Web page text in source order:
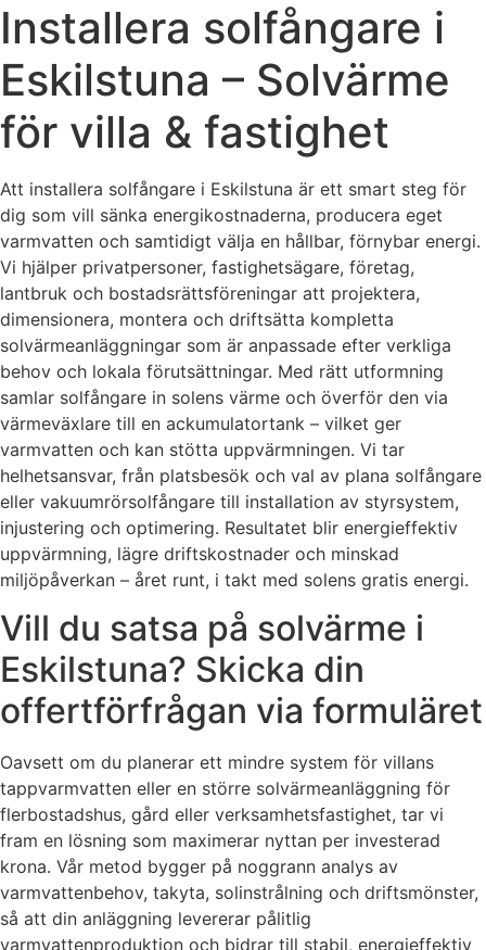
Installera solfångare i
Eskilstuna – Solvärme
för villa & fastighet
Att installera solfångare i Eskilstuna är ett smart steg för
dig som vill sänka energikostnaderna, producera eget
varmvatten och samtidigt välja en hållbar, förnybar energi.
Vi hjälper privatpersoner, fastighetsägare, företag,
lantbruk och bostadsrättsföreningar att projektera,
dimensionera, montera och driftsätta kompletta
solvärmeanläggningar som är anpassade efter verkliga
behov och lokala förutsättningar. Med rätt utformning
samlar solfångare in solens värme och överför den via
värmeväxlare till en ackumulatortank – vilket ger
varmvatten och kan stötta uppvärmningen. Vi tar
helhetsansvar, från platsbesök och val av plana solfångare
eller vakuumrörsolfångare till installation av styrsystem,
injustering och optimering. Resultatet blir energieffektiv
uppvärmning, lägre driftskostnader och minskad
miljöpåverkan – året runt, i takt med solens gratis energi.
Vill du satsa på solvärme i
Eskilstuna? Skicka din
offertförfrågan via formuläret
Oavsett om du planerar ett mindre system för villans
tappvarmvatten eller en större solvärmeanläggning för
flerbostadshus, gård eller verksamhetsfastighet, tar vi
fram en lösning som maximerar nyttan per investerad
krona. Vår metod bygger på noggrann analys av
varmvattenbehov, takyta, solinstrålning och driftsmönster,
så att din anläggning levererar pålitlig
varmvattenproduktion och bidrar till stabil, energieffektiv